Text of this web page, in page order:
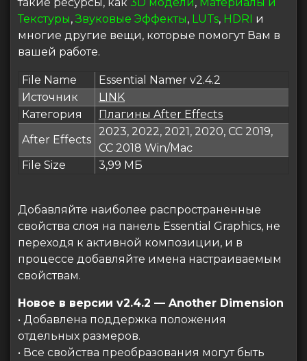
Текстуры,Звуковые Эффекты, LUTs, HDRI и
многие другие вещи, которые помогут Вам в
вашей работе.
File Name
Essential Namer v2.4.2
Источник
LINK
Категория
Плагины After Effects
After Effects
2023, 2022, 2021, 2020, CC 2019,
CC 2018 Win/Mac
File Size
3,99 МБ
Добавляйте наиболее распространенные
свойства слоя на панель Essential Graphics, не
переходя к активной композиции, и в
процессе добавляйте имена настраиваемым
свойствам.
Новое в версии v2.4.2 — Another Dimension
• Добавлена ​​поддержка положения
отдельных размеров.
• Все свойства преобразования могут быть